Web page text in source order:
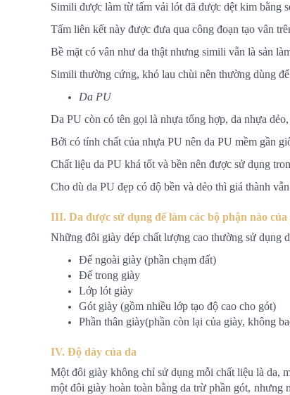
Simili được làm từ tấm vải lót đã được dệt kim bằng
Tấm liên kết này được đưa qua công đoạn tạo vân
Bề mặt có vân như da thật nhưng simili vẫn là sản
Simili thường cứng, khó lau chùi nên thường dùng
Da PU
Da PU còn có tên gọi là nhựa tổng hợp, da nhựa
Bởi có tính chất của nhựa PU nên da PU mềm gần
Chất liệu da PU khá tốt và bền nên được sử dụng
Cho dù da PU đẹp có độ bền và dẻo thì giá thành
III. Da được sử dụng để làm các bộ phận nào của
Những đôi giày dép chất lượng cao thường sử dụng
Đế ngoài giày (phần chạm đất)
Đế trong giày
Lớp lót giày
Gót giày (gồm nhiều lớp tạo độ cao cho gót)
Phần thân giày(phần còn lại của giày, không
IV. Độ dày của da
Một đôi giày không chỉ sử dụng mỗi chất liệu là da,
một đôi giày hoàn toàn bằng da trừ phần gót,